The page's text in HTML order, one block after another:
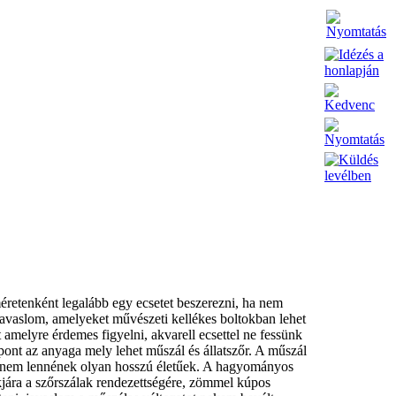
legalább egy ecsetet beszerezni, ha nem
amelyeket művészeti kellékes boltokban lehet
érdemes figyelni, akvarell ecsettel ne fessünk
az anyaga mely lehet műszál és állatszőr. A műszál
lennének olyan hosszú életűek. A hagyományos
a szőrszálak rendezettségére, zömmel kúpos